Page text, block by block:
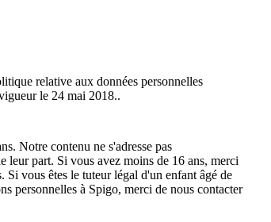
relative aux données personnelles
le 24 mai 2018..
Notre contenu ne s'adresse pas
leur part. Si vous avez moins de 16 ans, merci
vous êtes le tuteur légal d'un enfant âgé de
personnelles à Spigo, merci de nous contacter